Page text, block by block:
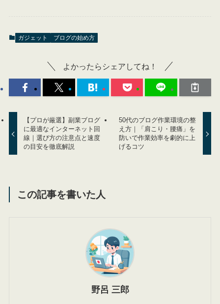
ガジェット ブログの始め方
よかったらシェアしてね！
【プロが厳選】副業ブログ
に最適なインターネット回
線｜選び方の注意点と速度
の目安を徹底解説
50代のブログ作業環境の整
え方｜「肩こり・腰痛」を
防いで作業効率を劇的に上
げるコツ
この記事を書いた人
野呂 三郎